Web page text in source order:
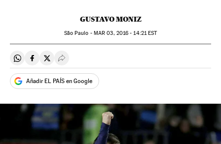
GUSTAVO MONIZ
São Paulo - MAR 03, 2016 - 14:21EST
Compartir en Whatsapp
Compartir en Facebook
Compartir en Twitter
Desplegar Redes Sociales
Añadir EL PAÍS en Google